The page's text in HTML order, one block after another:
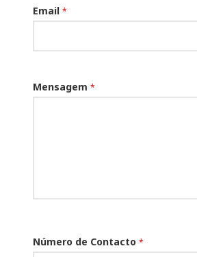
Email *
Mensagem *
Número de Contacto *